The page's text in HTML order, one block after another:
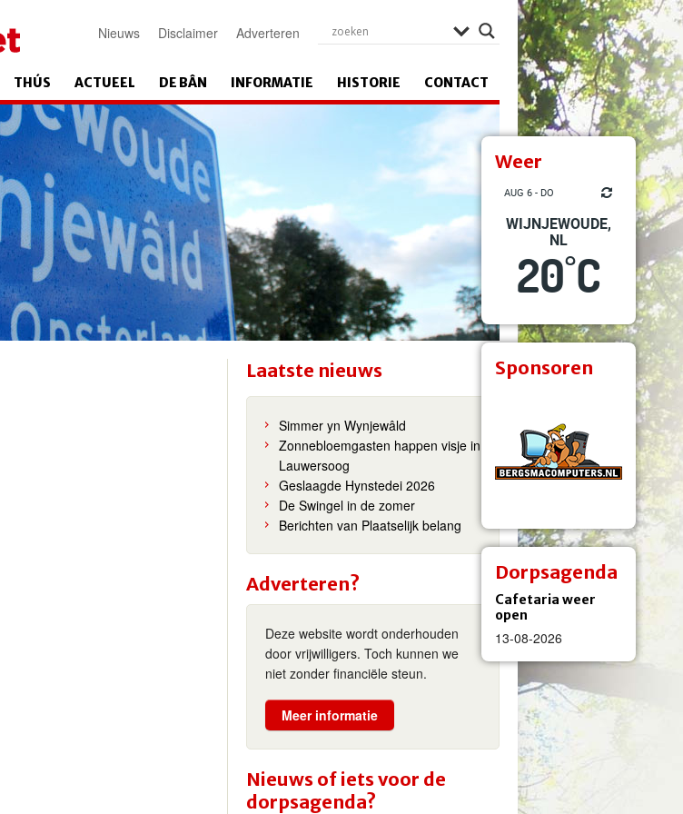
Weer
AUG 6 - DO
WIJNJEWOUDE,
NL
20°C
Sponsoren
Dorpsagenda
Cafetaria weer
open
13-08-2026
Nieuws Disclaimer Adverteren
THÚS ACTUEEL DE BÂN INFORMATIE HISTORIE CONTACT
Laatste nieuws
Simmer yn Wynjewâld
Zonnebloemgasten happen visje in
Lauwersoog
Geslaagde Hynstedei 2026
De Swingel in de zomer
Berichten van Plaatselijk belang
Adverteren?
Deze website wordt onderhouden
door vrijwilligers. Toch kunnen we
niet zonder financiële steun.
Meer informatie
Nieuws of iets voor de
dorpsagenda?